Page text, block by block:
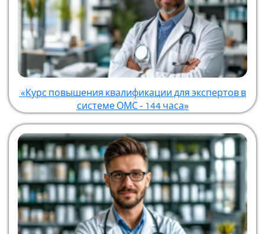
«Курс повышения квалификации для экспертов в
системе ОМС - 144 часа»